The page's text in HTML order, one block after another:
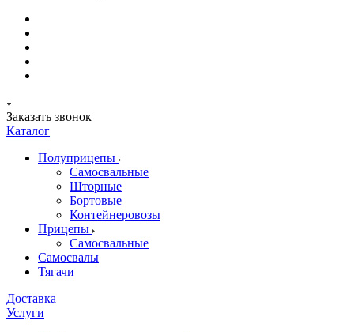
Заказать звонок
Каталог
Полуприцепы
Самосвальные
Шторные
Бортовые
Контейнеровозы
Прицепы
Самосвальные
Самосвалы
Тягачи
Доставка
Услуги